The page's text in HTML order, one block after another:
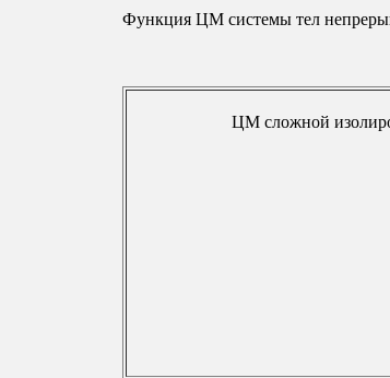
Функция ЦМ системы тел
ЦМ сложной